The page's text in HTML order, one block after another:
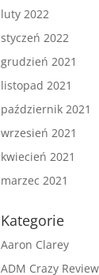
luty 2022
styczeń 2022
grudzień 2021
listopad 2021
październik 2021
wrzesień 2021
kwiecień 2021
marzec 2021
Kategorie
Aaron Clarey
ADM Crazy